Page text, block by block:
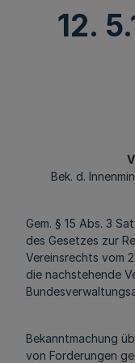
12.
Bek. d.
Gem. § 15 Abs. 3
des Gesetzes zur
Vereinsrechts vom
die nachstehende
Bekanntmachung
von Forderungen